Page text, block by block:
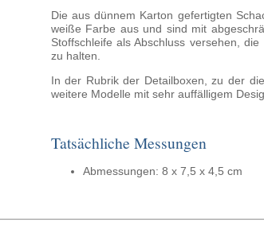
Die aus dünnem Karton gefertigten
weiße Farbe aus und sind mit
Stoffschleife als Abschluss versehen,
zu halten.
In der Rubrik der Detailboxen, zu der
weitere Modelle mit sehr auffälligem
Tatsächliche Messungen
Abmessungen: 8 x 7,5 x 4,5 cm